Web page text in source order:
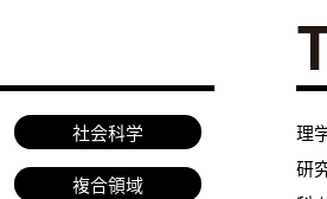
社会科学
複合領域
理
研